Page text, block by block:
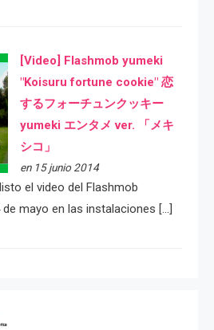
[Video] Flashmob yumeki
"Koisuru fortune cookie" 恋
するフォーチュンクッキー
yumeki エンタメ ver. 「メキ
シコ」
en 15 junio 2014
el video del Flashmob
mayo en las instalaciones […]